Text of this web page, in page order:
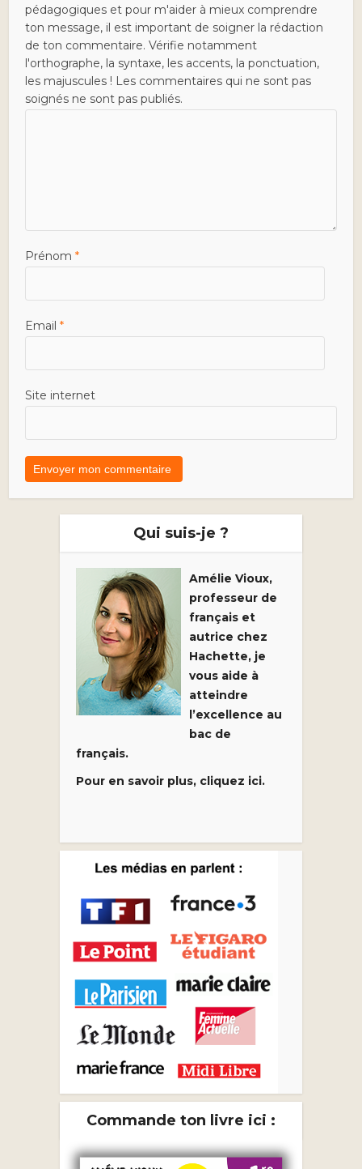
pédagogiques et pour m'aider à mieux comprendre
ton message, il est important de soigner la rédaction
de ton commentaire. Vérifie notamment
l'orthographe, la syntaxe, les accents, la ponctuation,
les majuscules ! Les commentaires qui ne sont pas
soignés ne sont pas publiés.
Prénom*
Email*
Site internet
Qui suis-je ?
Amélie Vioux,
professeur de
français et
autrice chez
Hachette, je
vous aide à
atteindre
l’excellence au
bac de
français.
Pour en savoir plus, cliquez ici.
Commande ton livre ici :